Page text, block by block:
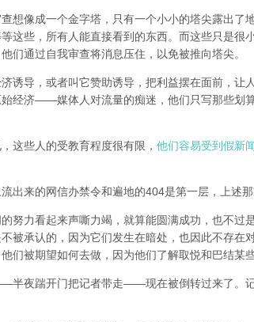
想像成一个金字塔，只有一个小小的塔尖露出了
这些，所有人能直接看到的东西。而这些只是很
们通过自我审查将消息压住，以免被推向塔尖。
诱导，或者叫它赞助诱导，把利益摆在面前，让
经济——媒体人对流量的痴迷，他们只写那些划
这些人的受教育程度很有限， 他们容易受到假新
出来的网信办禁令和遍地的404是第一层，上述
努力看起来声嘶力竭，就算能圆满成功，也不过
被承认的，因为它们发生在暗处，也因此不存在
们被期望如何去做，因为他们了解取悦和巴结某
半夜踹开门把记者带走——现在被倒转过来了。